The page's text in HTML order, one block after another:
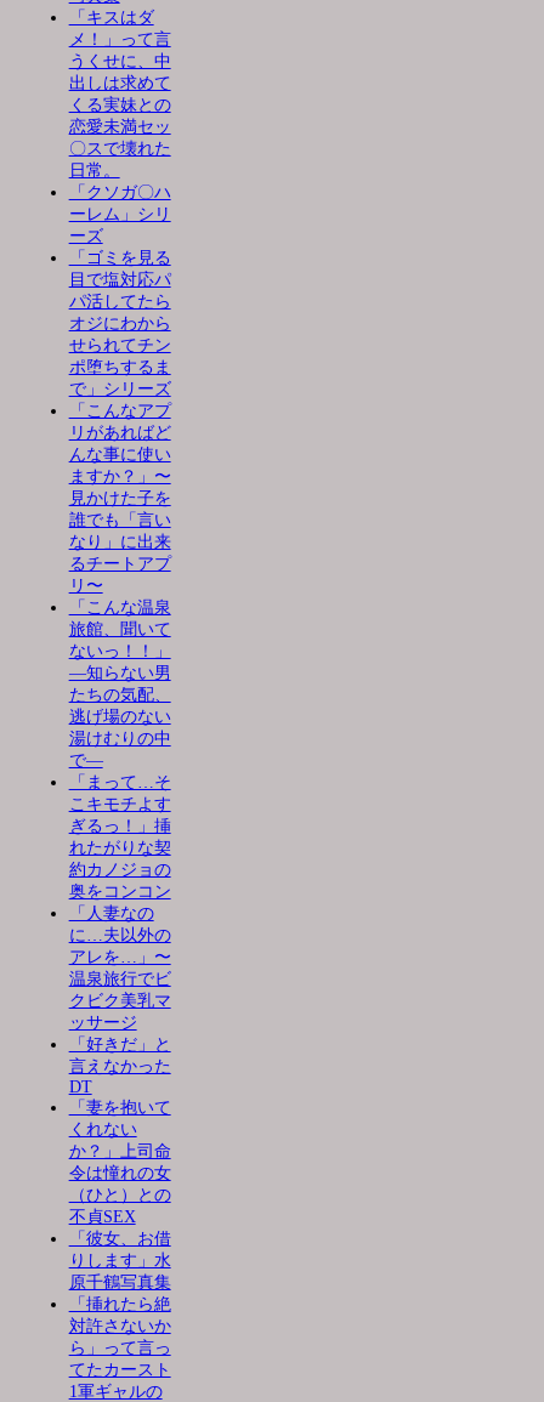
「キスはダ
メ！」って言
うくせに、中
出しは求めて
くる実妹との
恋愛未満セッ
〇スで壊れた
日常。
「クソガ〇ハ
ーレム」シリ
ーズ
「ゴミを見る
目で塩対応パ
パ活してたら
オジにわから
せられてチン
ポ堕ちするま
で」シリーズ
「こんなアプ
リがあればど
んな事に使い
ますか？」〜
見かけた子を
誰でも「言い
なり」に出来
るチートアプ
リ〜
「こんな温泉
旅館、聞いて
ないっ！！」
―知らない男
たちの気配、
逃げ場のない
湯けむりの中
で―
「まって…そ
こキモチよす
ぎるっ！」挿
れたがりな契
約カノジョの
奥をコンコン
「人妻なの
に…夫以外の
アレを…」〜
温泉旅行でビ
クビク美乳マ
ッサージ
「好きだ」と
言えなかった
DT
「妻を抱いて
くれない
か？」上司命
令は憧れの女
（ひと）との
不貞SEX
「彼女、お借
りします」水
原千鶴写真集
「挿れたら絶
対許さないか
ら」って言っ
てたカースト
1軍ギャルの